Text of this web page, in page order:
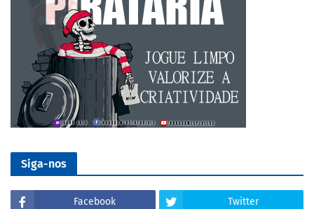
Siga-nos
Facebook Twitter